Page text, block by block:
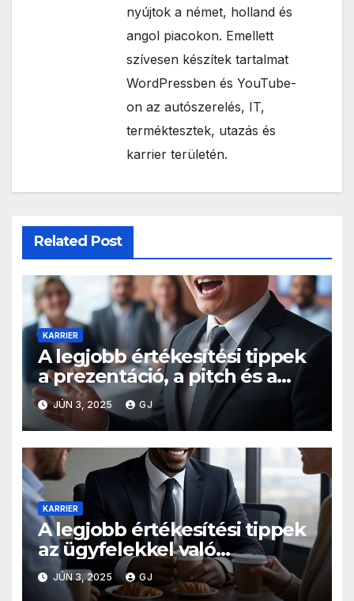
nyújtok a német, holland és
angol piacokon. Emellett
szívesen készítek tartalmat
WordPressben és YouTube-
on az autószerelés, IT,
terméktesztek, utazás és
karrier területén.
Related Post
KARRIER
A legjobb értékesítési tippek
a prezentáció, a pitch és a
prezentáció előkészítéséhez
értékesítőként
JÚN 3, 2025 GJ
KARRIER
A legjobb értékesítési tippek
az ügyfelekkel való
találkozáshoz és a több üzlet
eladásához
JÚN 3, 2025 GJ